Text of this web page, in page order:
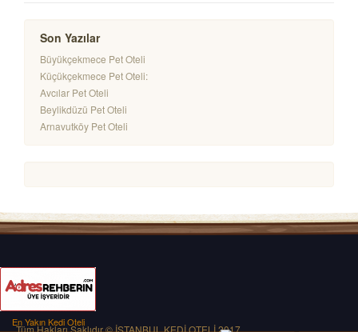
Son Yazılar
Büyükçekmece Pet Oteli
Küçükçekmece Pet Oteli:
Avcılar Pet Oteli
Beylikdüzü Pet Oteli
Arnavutköy Pet Oteli
En Yakın Kedi Oteli
Tüm Hakları Saklıdır © İSTANBUL KEDİ OTELİ 2017